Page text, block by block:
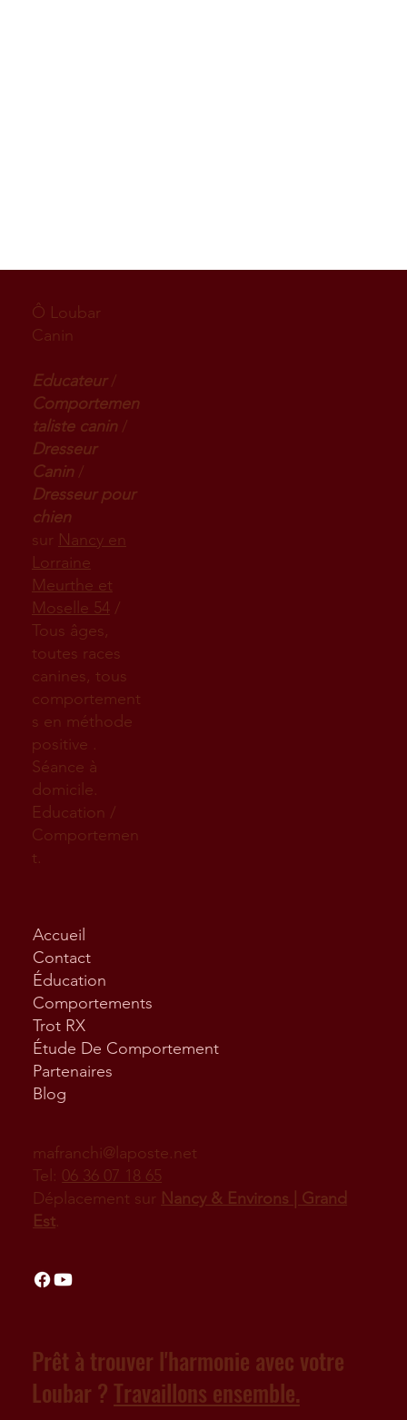
Ô Loubar
Canin
Educateur/
Comportemen
taliste canin/
Dresseur
Canin/
Dresseur pour
chien
sur Nancy en
Lorraine
Meurthe et
Moselle 54/
Tous âges,
toutes races
canines, tous
comportement
s en méthode
positive .
Séance à
domicile.
Education /
Comportemen
t.
Accueil
Contact
Éducation
Comportements
Trot RX
Étude De Comportement
Partenaires
Blog
mafranchi@laposte.net
Tel: 06 36 07 18 65
Déplacement sur Nancy & Environs | Grand
Est.
Prêt à trouver l'harmonie avec votre
Loubar ? Travaillons ensemble.